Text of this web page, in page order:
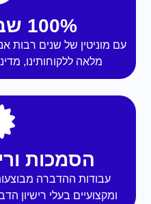
100% שביעות רצון
עם מוניטין של שנים רבות
מלאה ללקוחותינו,
הסמכות
עבודות ההדברה
ומקצועיים בעלי רישיון